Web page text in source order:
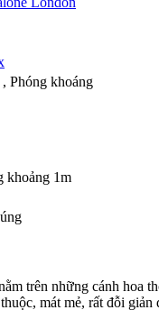
Phóng khoáng
khoảng 1m
trên những cánh hoa
mát mẻ, rất đỗi giản